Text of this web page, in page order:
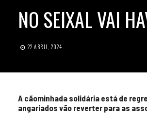
NO SEIXAL VAI
22 ABRIL, 2024
A cãominhada solidária está de
angariados vão reverter para as